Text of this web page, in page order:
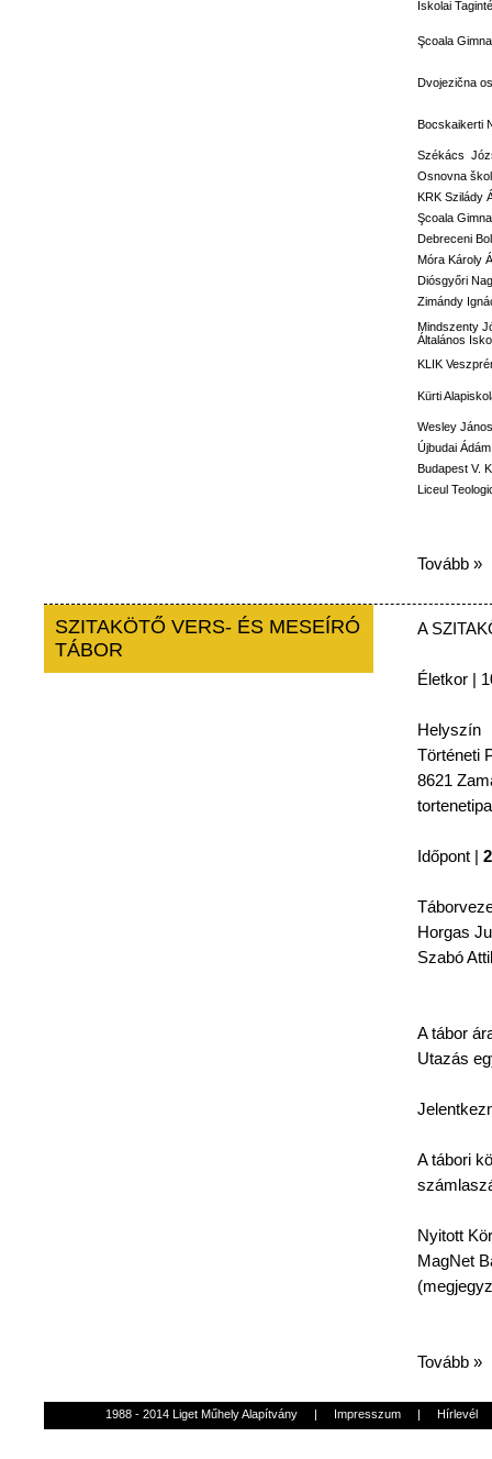
Iskolai
Şcoala
Dvojezična
Bocskaikerti
Székács
Osnovna
KRK Szilády
Şcoala
Debreceni
Móra Károly
Diósgyőri
Zimándy
Mindszenty
Általános
KLIK
Kürti
Wesley
Újbudai
Budapest V.
Liceul
Tovább »
SZITAKÖTŐ VERS- ÉS MESEÍRÓ
TÁBOR
A
Életkor |
Helyszín
Történeti
8621
Időpont |
Horgas
Szabó
Atábor
Utazás
Atábori
Nyitott Kör
MagNet
(
Tovább »
1988 - 2014 Liget Műhely Alapítvány | Impresszum | Hírlevél